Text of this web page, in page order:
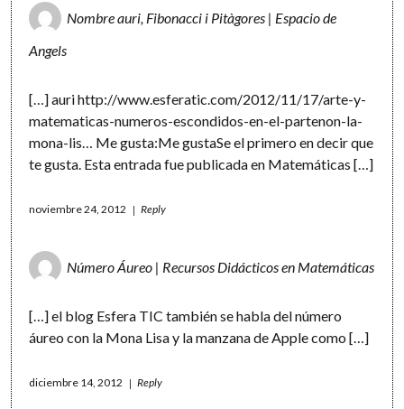
Nombre auri, Fibonacci i Pitàgores | Espacio de
Angels
[…] auri http://www.esferatic.com/2012/11/17/arte-y-
matematicas-numeros-escondidos-en-el-partenon-la-
mona-lis… Me gusta:Me gustaSe el primero en decir que
te gusta. Esta entrada fue publicada en Matemáticas […]
noviembre 24, 2012 Reply
Número Áureo | Recursos Didácticos en Matemáticas
[…] el blog Esfera TIC también se habla del número
áureo con la Mona Lisa y la manzana de Apple como […]
diciembre 14, 2012 Reply